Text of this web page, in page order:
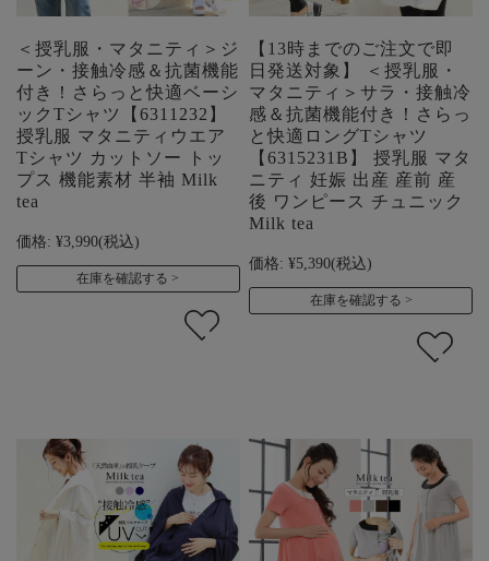
＜授乳服・マタニティ＞ジ
ーン・接触冷感＆抗菌機能
付き！さらっと快適ベーシ
ックTシャツ【6311232】
授乳服 マタニティウエア
Tシャツ カットソー トッ
プス 機能素材 半袖 Milk
tea
価格: ¥3,990(税込)
在庫を確認する
【13時までのご注文で即
日発送対象】 ＜授乳服・
マタニティ＞サラ・接触冷
感＆抗菌機能付き！さらっ
と快適ロングTシャツ
【6315231B】 授乳服 マタ
ニティ 妊娠 出産 産前 産
後 ワンピース チュニック
Milk tea
価格: ¥5,390(税込)
在庫を確認する